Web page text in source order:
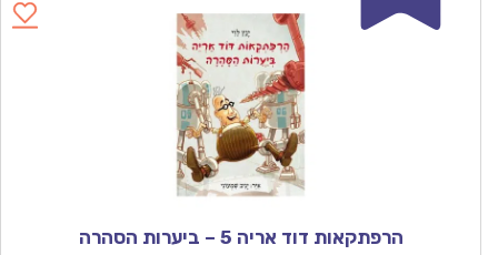
הרפתקאות דוד אריה 5 – ביערות הסהרה